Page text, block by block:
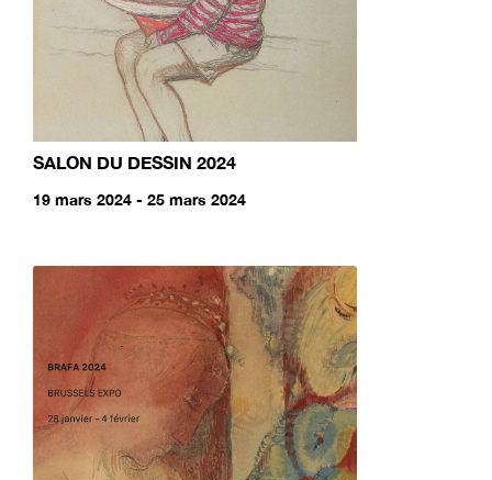
SALON DU DESSIN 2024
19 mars 2024 - 25 mars 2024